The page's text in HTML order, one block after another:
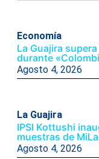
Economía
La Guajira
durante
Agosto 4, 2026
La Guajira
IPSI Kottushi
muestras de
Agosto 4, 2026